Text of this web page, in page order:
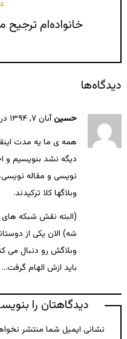
خانواده‌ام
دیدگاه‌ها
حسینآبان ۷, ۱۳۹۴ در ۱:۴۱ ب٫ظ
همه ی ما یه مدت
دیگه نشد بنویسیم و
نویسی و مقاله
وبلاگها کلا ترکیدند.
(البته نقش شبکه
شه) الان یکی از
وبلاگش رو دنبال می
باید ازش الهام گرفت…
دیدگاهتان را
نشانی ایمیل شما منتشر